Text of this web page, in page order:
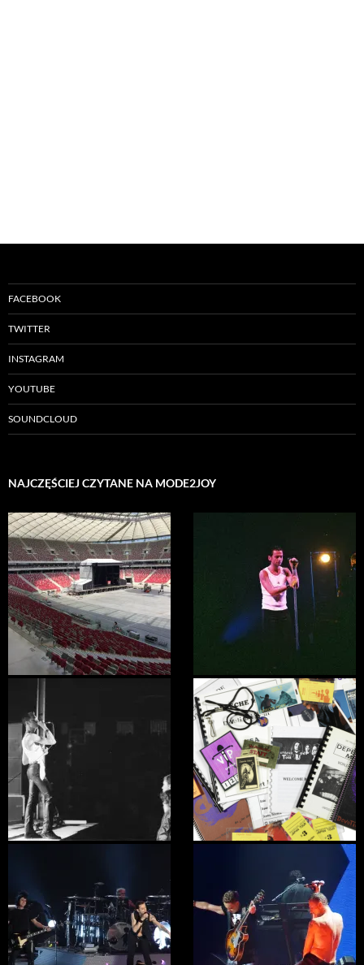
FACEBOOK
TWITTER
INSTAGRAM
YOUTUBE
SOUNDCLOUD
NAJCZĘŚCIEJ CZYTANE NA MODE2JOY